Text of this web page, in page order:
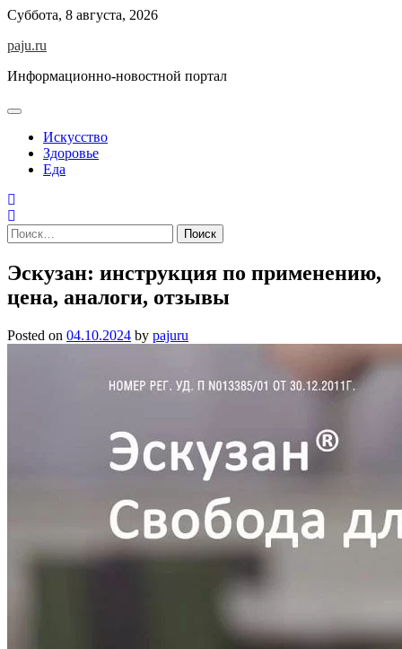
Skip
content
Суббота, 8 августа, 2026
paju.ru
Информационно-новостной портал
Искусство
Здоровье
Еда
Найти:
Эскузан: инструкция по применению,
цена, аналоги, отзывы
Posted on 04.10.2024 by pajuru